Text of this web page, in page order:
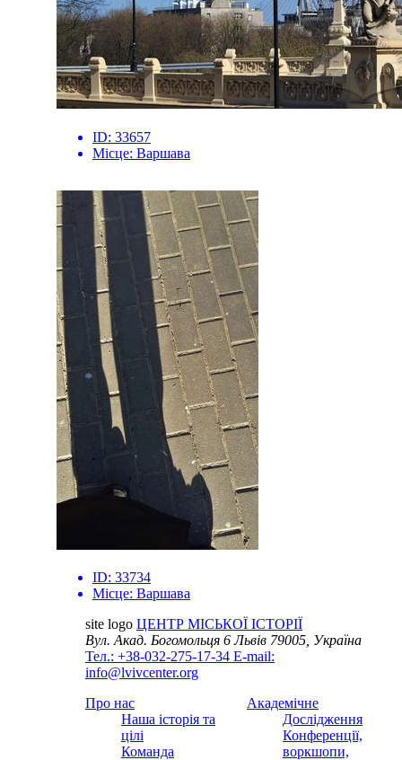
ID: 33657
Місце: Варшава
ID: 33734
Місце: Варшава
site logo ЦЕНТР МІСЬКОЇ ІСТОРІЇ
Вул. Акад. Богомольця 6Львів 79005, Україна
Тел.: +38-032-275-17-34 E-mail:
info@lvivcenter.org
Про нас
Наша історія та
цілі
Команда
Академічне
Дослідження
Конференції,
воркшопи,